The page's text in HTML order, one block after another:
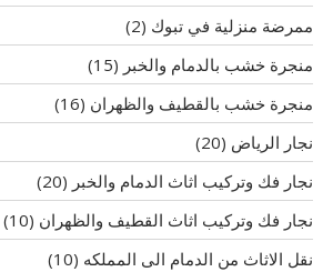
ممرضة منزلية في تبوك (2)
منجرة خشب بالدمام والخبر (15)
منجرة خشب بالقطيف والظهران (16)
نجار الرياض (20)
نجار فك وتركيب اثاث الدمام والخبر (20)
نجار فك وتركيب اثاث القطيف والظهران (10)
نقل الاثاث من الدمام الى المملكه (10)